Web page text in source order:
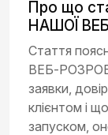
Про що
НАШОЇ
Стаття
ВЕБ-
заявки,
клієнтом і
запуском,